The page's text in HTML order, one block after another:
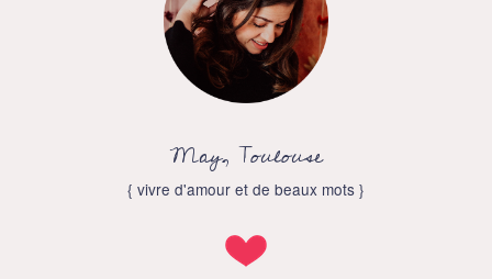
May, Toulouse
{ vivre d'amour et de beaux mots }